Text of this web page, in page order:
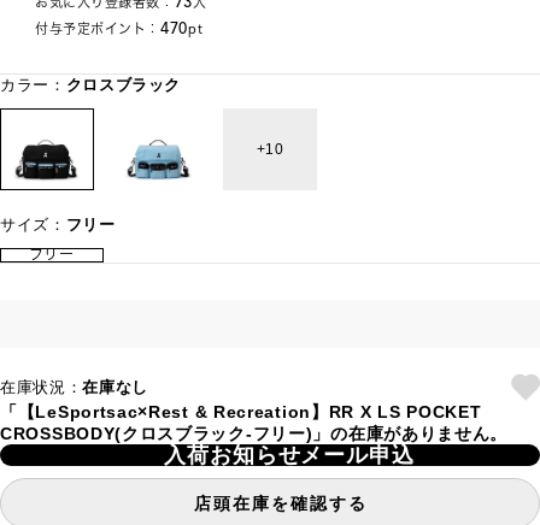
付与予定ポイント： 470pt
カラー： クロスブラック
10
サイズ： フリー
フリー
在庫状況：在庫なし
「【LeSportsac×Rest & Recreation】RR X LS POCKET
CROSSBODY(クロスブラック-フリー)」の在庫がありません。
入荷お知らせメール申込
店頭在庫を確認する